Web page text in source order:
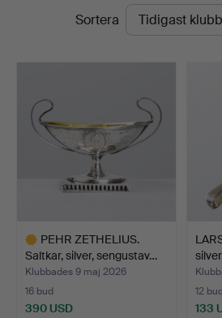
under sen rokoko samt under
grad på stämplar. Från 1759
Sverige, vilket möjliggör en mer
många föremål, medan äldre
kombination av stilanalys och
attribuering.
Välkommen att ta del av ett
svensk silversmideskonst på hög
SlutpriserSortera
PEHR ZETHELIUS.
Saltkar, silver, sengustav…
Klubbades 9 maj 2026
16 bud
390 USD
12
133